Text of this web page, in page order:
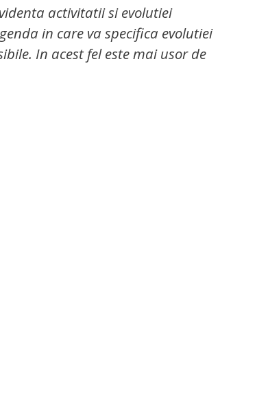
activitatii si evolutiei
in care va specifica evolutiei
In acest fel este mai usor de